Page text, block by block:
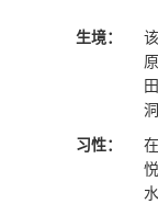
生境：
习性：